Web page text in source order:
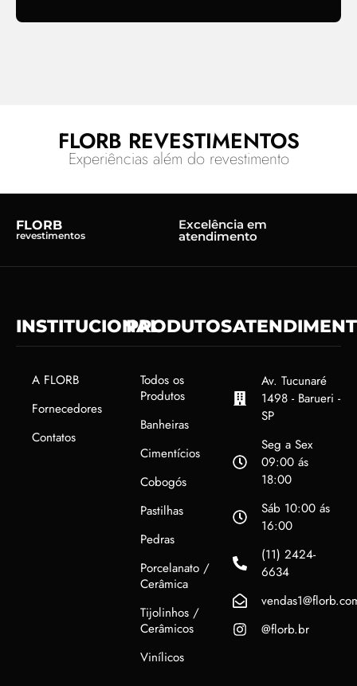
FLORB REVESTIMENTOS
Experiências além do revestimento
FLORB
revestimentos
Excelência em
atendimento
INSTITUCIONAL
A FLORB
Fornecedores
Contatos
PRODUTOS
Todos os
Produtos
Banheiras
Cimentícios
Cobogós
Pastilhas
Pedras
Porcelanato /
Cerâmica
Tijolinhos /
Cerâmicos
Vinílicos
Av. Tucunaré
1498 - Barueri -
SP
Seg a Sex
09:00 ás
18:00
Sáb 10:00 ás
16:00
(11) 2424-
6634
@florb.br